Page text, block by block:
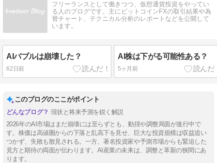
フリーランスとして働きつつ、仮想通貨投資をやってい
る人のブログです。主にビットコインFXの取引結果や為
替チャート、テクニカル分析のレポートなどを公開して
います。
AIバブルは崩壊した？
62日前
AI株は下がる可能性ある？
5ヶ月前
このブログのここがポイント
現状と将来予測を鋭く解説
2026年のAI市場はまだ崩壊には至らずとも、動揺や調整局面が進行中で
す。株価は高値圏からの下落と乱高下を見せ、巨大な投資規模は収益追い
つかず、失敗も散見される。一方、著名投資家や予測市場からも緊迫した
見方と期待の両面が伝わります。AI産業の未来は、調整と革新の狭間にあ
ります。